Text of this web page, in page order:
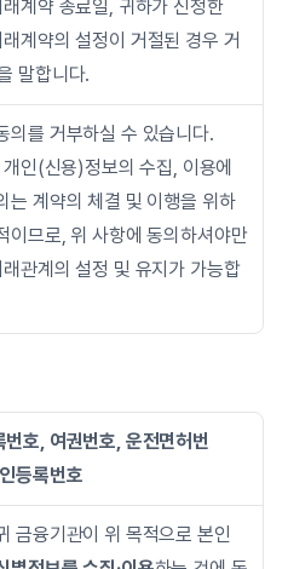
계약 종료일, 귀하가 신청한
계약의 설정이 거절된 경우 거
말합니다.
의를 거부하실 수 있습니다.
인(신용)정보의 수집, 이용에
는 계약의 체결 및 이행을 위하
이므로, 위 사항에 동의하셔야만
관계의 설정 및 유지가 가능합
호, 여권번호, 운전면허번
등록번호
금융기관이 위 목적으로 본인